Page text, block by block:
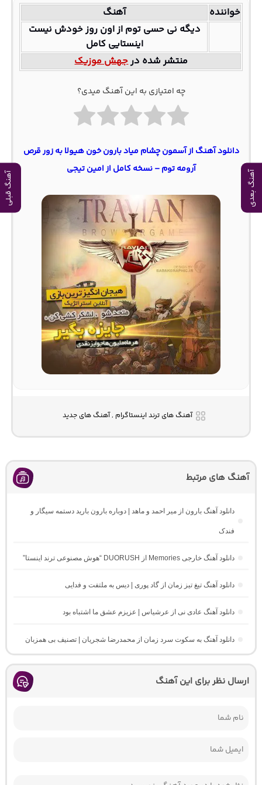
آهنگ بعدی آهنگ قبلی
خواننده
آهنگ
دیگه نی حسی توم از اون روز خودش نیست
اینستایی کامل
منتشر شده درجهش موزیک
چه امتیازی به این آهنگ میدی؟
دانلود آهنگ از آسمون چشام میاد بارون خون هیولا به زور قرص
آرومه توم – نسخه کامل از امین تیجی
آهنگ های ترند اینستاگرام , آهنگ های جدید
آهنگ های مرتبط
دانلود آهنگ بارون از میر احمد و ماهد | دوباره بارون بارید دستمه سیگار و
فندک
دانلود آهنگ خارجی Memories از DUORUSH “هوش مصنوعی ترند اینستا”
دانلود آهنگ تیغ تیز زمان از گاد پوری | دیس به ملتفت و فدایی
دانلود آهنگ عادی نی از عرشیاس | عزیزم عشق ما اشتباه بود
دانلود آهنگ به سکوت سرد زمان از محمدرضا شجریان | تصنیف بی همزبان
ارسال نظر برای این آهنگ